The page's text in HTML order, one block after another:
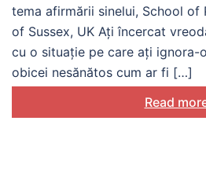
tema afirmării sinelui, School of
of Sussex, UK Ați încercat
cu o situație pe care ați ignora-
obicei nesănătos cum ar fi […]
Read